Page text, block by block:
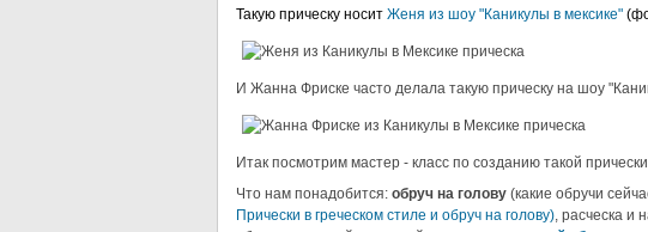
Такую прическу носит Женя из шоу "Каникулы в мексике"
И Жанна Фриске часто делала такую прическу на шоу
Итак посмотрим мастер - класс по созданию такой прически
Что нам понадобится: обруч на голову (какие обручи
Прически в греческом стиле и обруч на голову), расческа и